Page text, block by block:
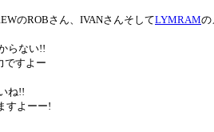
のROBさん、IVANさんそしてLYMRAMの
らない!!
ですよー
ね!!
すよーー!